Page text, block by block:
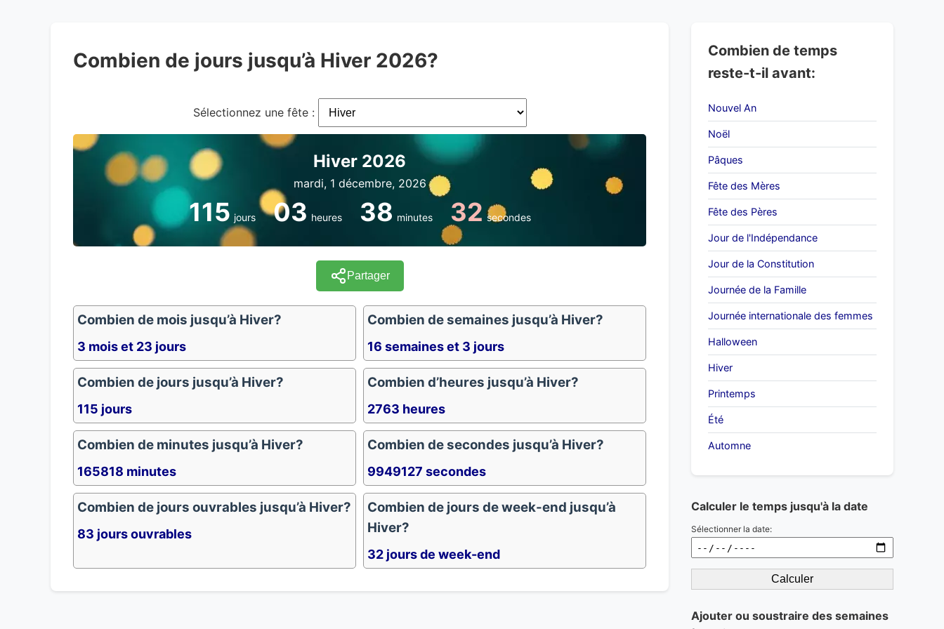
Combien de jours jusqu’à Hiver 2026?
Sélectionnez une fête :
Hiver 2026
mardi, 1 décembre, 2026
115 jours 03 heures 38 minutes 32 secondes
Partager
Combien de mois jusqu’à Hiver?
3 mois et 23 jours
Combien de semaines jusqu’à Hiver?
16 semaines et 3 jours
Combien de jours jusqu’à Hiver?
115 jours
Combien d’heures jusqu’à Hiver?
2763 heures
Combien de minutes jusqu’à Hiver?
165818 minutes
Combien de secondes jusqu’à Hiver?
9949127 secondes
Combien de jours ouvrables jusqu’à Hiver?
83 jours ouvrables
Combien de jours de week-end jusqu’à
Hiver?
32 jours de week-end
Combien de temps
reste-t-il avant:
Nouvel An
Noël
Pâques
Fête des Mères
Fête des Pères
Jour de l'Indépendance
Jour de la Constitution
Journée de la Famille
Journée internationale des femmes
Halloween
Hiver
Printemps
Été
Automne
Calculer le temps jusqu'à la date
Sélectionner la date:
Calculer
Ajouter ou soustraire des semaines